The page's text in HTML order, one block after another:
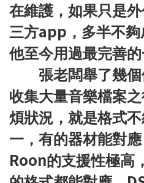
在維護，如果只是
三方app ，多半不
他至今用過最完善的
張老闆舉了幾個
收集大量音樂檔案
煩狀況，就是格式
一，有的器材能對
Roon的支援性極高